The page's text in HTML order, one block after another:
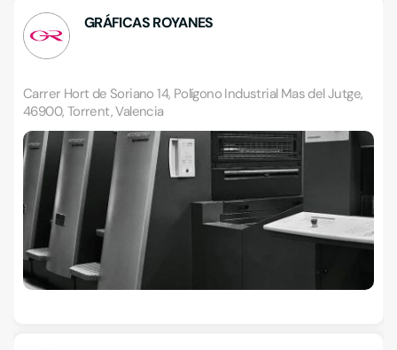
GRÁFICAS ROYANES
Carrer Hort de Soriano 14, Polígono Industrial Mas del Jutge,
46900, Torrent, Valencia